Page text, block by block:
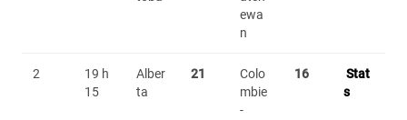
ewa
n
2
19 h
15
Alber
ta
21
Colo
mbie
-
16
Stat
s